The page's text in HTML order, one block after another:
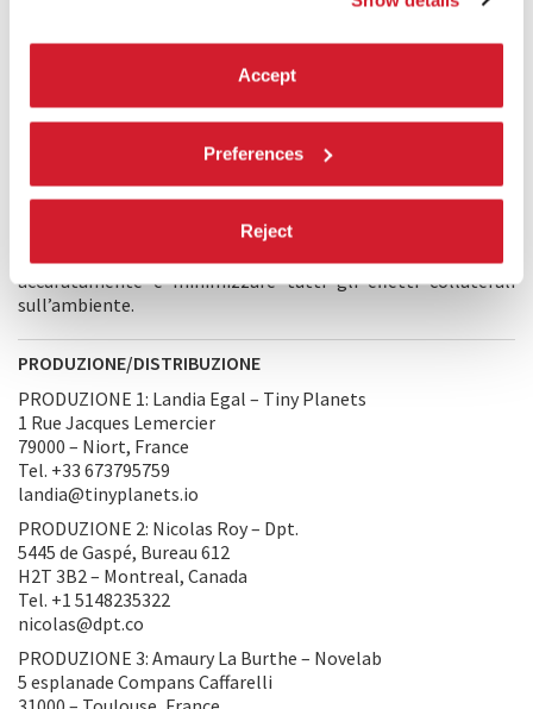
Accept
Preferences
Reject
sarà del tutto unica e dipenderà dalle scelte dei partecipanti.
Rivelare di più, influenzerebbe la ragion d’essere
COMMENTO DEI REGISTI
Okawariè la prima installazione ed esperienza di realtà
virtuale che integra obiettivi di eco-design in tutte le fasi di
produzione. Dal design alla manifattura, compresa la
distribuzione, il nostro obiettivo è stato quello di misurare
accuratamente e minimizzare tutti gli effetti collaterali
sull’ambiente.
PRODUZIONE/DISTRIBUZIONE
PRODUZIONE 1: Landia Egal – Tiny Planets
1 Rue Jacques Lemercier
79000 – Niort, France
Tel. +33 673795759
landia@tinyplanets.io
PRODUZIONE 2: Nicolas Roy – Dpt.
5445 de Gaspé, Bureau 612
H2T 3B2 – Montreal, Canada
Tel. +1 5148235322
nicolas@dpt.co
PRODUZIONE 3: Amaury La Burthe – Novelab
5 esplanade Compans Caffarelli